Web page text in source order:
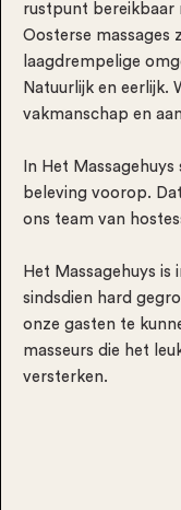
rustpunt bereikbaar
Oosterse massages
laagdrempelige
Natuurlijk en eerlijk.
vakmanschap en
In Het
beleving voorop.
ons team van
Het Massagehuys is
sindsdien hard
onze gasten te
masseurs die het
versterken.